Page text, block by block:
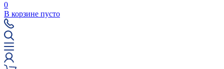
0
В корзине пусто